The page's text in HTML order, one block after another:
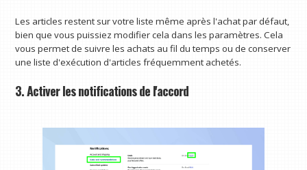
Les articles restent sur votre liste même après l'achat par défaut,
bien que vous puissiez modifier cela dans les paramètres. Cela
vous permet de suivre les achats au fil du temps ou de conserver
une liste d'exécution d'articles fréquemment achetés.
3. Activer les notifications de l'accord